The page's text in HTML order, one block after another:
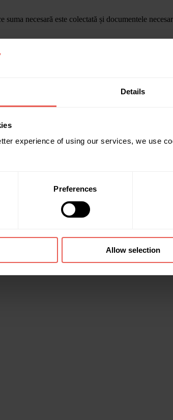
Details
experience of using our services, we use
Preferences
Allow selection
necesară este colectată și documentele